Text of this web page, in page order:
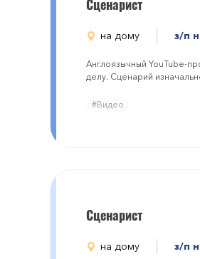
Сценарист
на дому з/п
Англоязычный YouTube-
делу. Сценарий
#Видео
Сценарист
на дому з/п